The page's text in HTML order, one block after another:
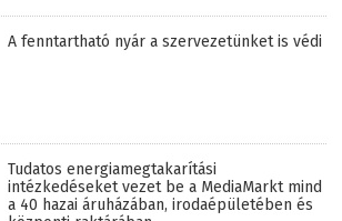
A fenntartható nyár a szervezetünket is védi
Tudatos energiamegtakarítási
intézkedéseket vezet be a MediaMarkt mind
a 40 hazai áruházában, irodaépületében és